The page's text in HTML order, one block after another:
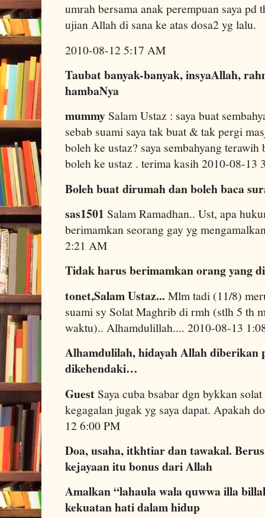
umrah bersama anak perempuan saya pd
ujian Allah di sana ke atas dosa2 yg lalu.
2010-08-12 5:17 AM
Taubat banyak-banyak, insyaAllah,
hambaNya
mummySalam Ustaz : saya buat
sebab suami saya tak buat & tak pergi
boleh ke ustaz? saya sembahyang
boleh ke ustaz . terima kasih 2010-08-13
Boleh buat dirumah dan boleh baca
sas1501 Salam Ramadhan.. Ust, apa
berimamkan seorang gay yg
2:21 AM
Tidak harus berimamkan orang yang
tonet,Salam Ustaz... Mlm tadi (11/8)
suami sy Solat Maghrib di rmh (stlh 5 th
waktu).. Alhamdulillah.... 2010-08-13
Alhamdulilah, hidayah Allah diberikan
dikehendaki…
GuestSaya cuba bsabar dgn bykkan
kegagalan jugak yg saya dapat. Apakah
12 6:00 PM
Doa, usaha, itkhtiar dan tawakal.
kejayaan itu bonus dari Allah
Amalkan “lahaula wala quwwa illa
kekuatan hati dalam hidup